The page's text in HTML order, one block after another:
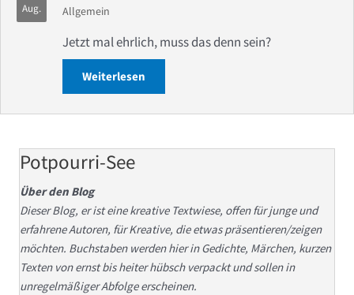
Aug. Allgemein
Jetzt mal ehrlich, muss das denn sein?
Weiterlesen
Potpourri-See
Über den Blog
Dieser Blog, er ist eine kreative Textwiese, offen für junge und
erfahrene Autoren, für Kreative, die etwas präsentieren/zeigen
möchten. Buchstaben werden hier in Gedichte, Märchen, kurzen
Texten von ernst bis heiter hübsch verpackt und sollen in
unregelmäßiger Abfolge erscheinen.